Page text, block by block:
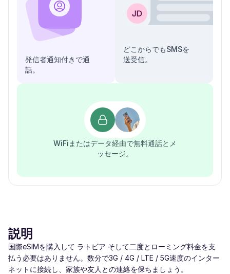
発信者通知付きで通
話。
どこからでもSMSを
送受信。
WiFiまたはデータ経由で無料通話とメ
ッセージ。
説明
国際eSIMを購入して ラトビア そして二度とローミング料金を支
払う必要はありません。数分で3G / 4G / LTE / 5G速度のインター
ネットに接続し、家族や友人との連絡を保ちましょう。